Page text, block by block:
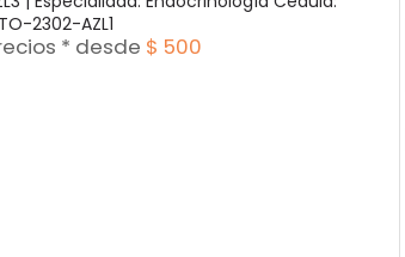
2302-AZL1
* desde $ 500